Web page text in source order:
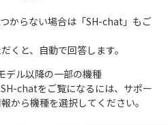
からない場合は「SH-chat 」もご
くと、自動で回答します。
デル以降の一部の機種
chatをご覧になるには、サポー
から機種を選択してください。